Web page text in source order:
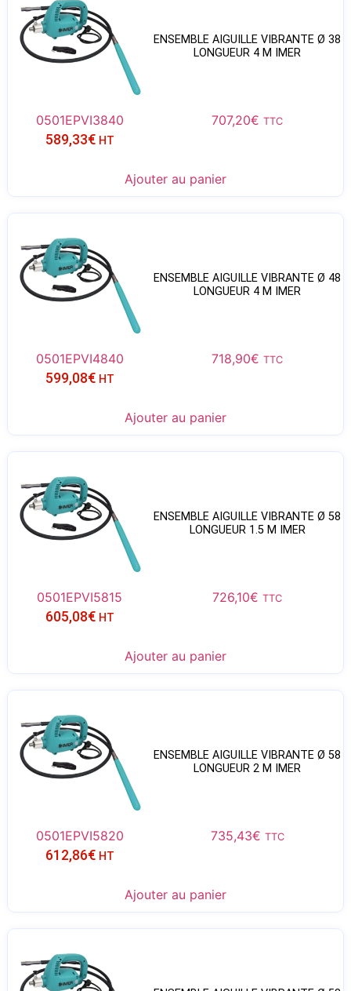
ENSEMBLE AIGUILLE VIBRANTE Ø 38
LONGUEUR 4 M IMER
0501EPVI3840 707,20€ TTC
589,33€ HT
Ajouter au panier
ENSEMBLE AIGUILLE VIBRANTE Ø 48
LONGUEUR 4 M IMER
0501EPVI4840 718,90€ TTC
599,08€ HT
Ajouter au panier
ENSEMBLE AIGUILLE VIBRANTE Ø 58
LONGUEUR 1.5 M IMER
0501EPVI5815 726,10€ TTC
605,08€ HT
Ajouter au panier
ENSEMBLE AIGUILLE VIBRANTE Ø 58
LONGUEUR 2 M IMER
0501EPVI5820 735,43€ TTC
612,86€ HT
Ajouter au panier